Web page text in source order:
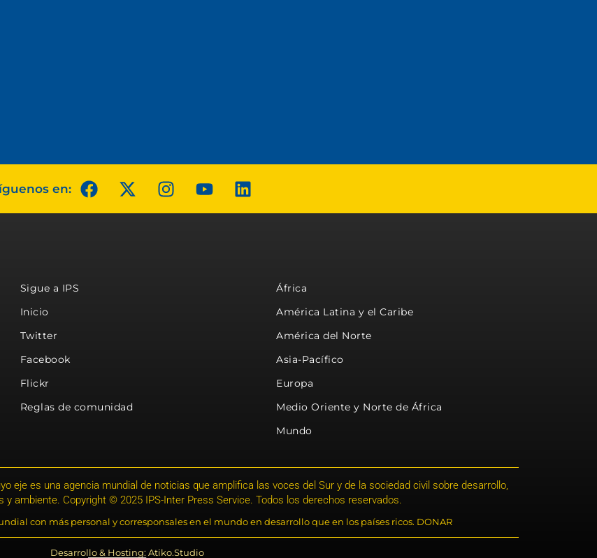
en:
Sigue a IPS
Inicio
Twitter
Facebook
Flickr
Reglas de comunidad
África
América Latina y el Caribe
América del Norte
Asia-Pacífico
Europa
Medio Oriente y Norte de África
Mundo
eje es una agencia mundial de noticias que amplifica las voces del Sur y de la sociedad civil sobre desarrollo,
y ambiente. Copyright © 2025 IPS-Inter Press Service. Todos los derechos reservados.
con más personal y corresponsales en el mundo en desarrollo que en los países ricos. DONAR
Desarrollo & Hosting: Atiko.Studio